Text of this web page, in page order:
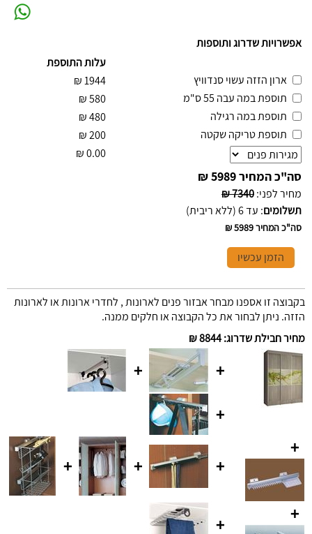
אפשרויות שדרוג ותוספות
עלות התוספת
ארון הזזה עשוי סנדוויץ
1944
₪
תוספת במה עבה 55 ס"מ
580
₪
תוספת במה רגילה
480
₪
תוספת טריקה שקטה
200
₪
0.00
₪
סה"כ המחיר5989 ₪
מחיר לפני:
7340 ₪
תשלומים: עד 6 (ללא ריבית)
סה"כ המחיר5989 ₪
הזמן עכשיו
בקבוצה זו אספנו מבחר אבזור פנים לארונות , לחדרי ארונות או לארונות
הזזה. ניתן לבחור את כל הקבוצה או חלקים ממנה.
מחיר חבילת שדרוג:
8844 ₪
+
+
+
+
+
+
+
+
+